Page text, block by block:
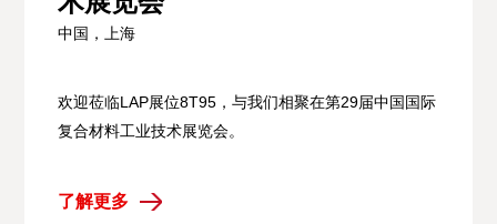
中国，上海
欢迎莅临LAP展位8T95，与我们相聚在第29届中国国际
复合材料工业技术展览会。
了解更多